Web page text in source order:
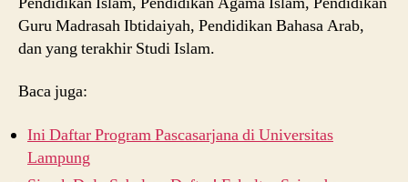
Guru Madrasah Ibtidaiyah, Pendidikan Bahasa Arab,
dan yang terakhir Studi Islam.
Baca juga:
Ini Daftar Program Pascasarjana di Universitas
Lampung